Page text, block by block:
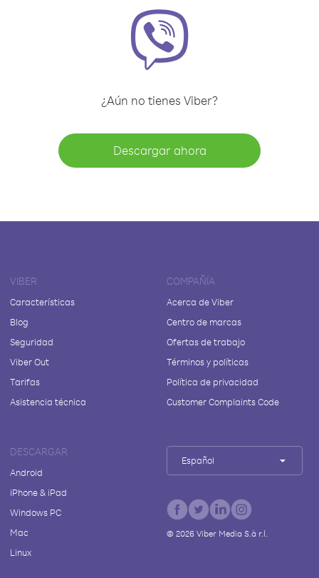
¿Aún no tienes Viber?
Descargar ahora
VIBER
Características
Blog
Seguridad
Viber Out
Tarifas
Asistencia técnica
COMPAÑÍA
Acerca de Viber
Centro de marcas
Ofertas de trabajo
Términos y políticas
Política de privacidad
Customer Complaints Code
DESCARGAR
Android
iPhone & iPad
Windows PC
Mac
Linux
Español
© 2026Viber Media S.à r.l.